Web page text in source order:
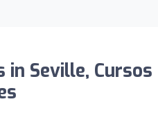
in Seville, Cursos